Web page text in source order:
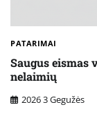
PATARIMAI
Saugus eismas
nelaimių
2026 3 Gegužės